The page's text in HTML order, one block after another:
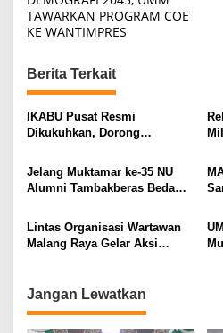
s
n
a
v
g
a
t
i
n
TAWARKAN PROGRAM COE
KE WANTIMPRES
Berita Terkait
IKABU Pusat Resmi
Dikukuhkan, Dorong
Alumni
Jelang Muktamar ke-35 NU
Alumni Tambakberas Bedah
Lintas Organisasi Wartawan
Malang Raya Gelar Aksi
Jangan Lewatkan